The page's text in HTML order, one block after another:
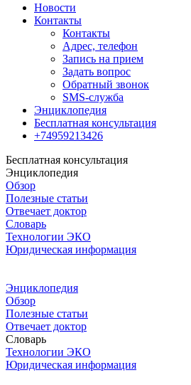
Новости
Контакты
Контакты
Адрес, телефон
Запись на прием
Задать вопрос
Обратный звонок
SMS-служба
Энциклопедия
Бесплатная консультация
+74959213426
Бесплатная консультация
Энциклопедия
Обзор
Полезные статьи
Отвечает доктор
Словарь
Технологии ЭКО
Юридическая информация
Энциклопедия
Обзор
Полезные статьи
Отвечает доктор
Словарь
Технологии ЭКО
Юридическая информация